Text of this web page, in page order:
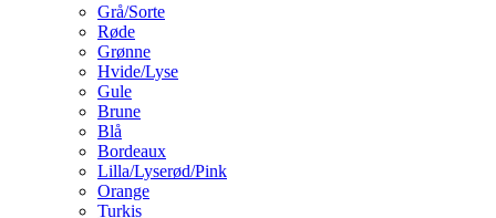
Grå/Sorte
Røde
Grønne
Hvide/Lyse
Gule
Brune
Blå
Bordeaux
Lilla/Lyserød/Pink
Orange
Turkis